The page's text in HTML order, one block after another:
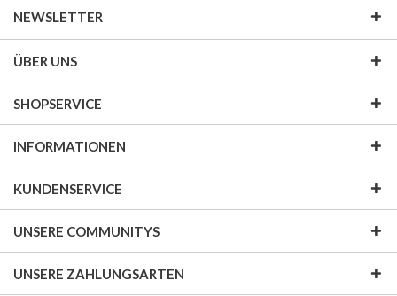
NEWSLETTER
ÜBER UNS
SHOPSERVICE
INFORMATIONEN
KUNDENSERVICE
UNSERE COMMUNITYS
UNSERE ZAHLUNGSARTEN